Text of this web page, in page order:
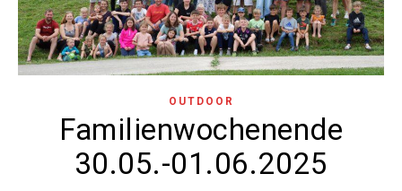
OUTDOOR
Familienwochenende
30.05.-01.06.2025